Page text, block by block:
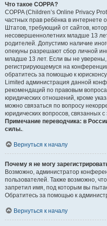
Что такое COPPA?
COPPA (Children’s Online Privacy
частных прав ребёнка в интернете
Штатов, требующий от сайтов,
несовершеннолетних младше 13
родителей. Допустимо наличие
опекуны разрешают сбор личной
младше 13 лет. Если вы не уверены,
регистрирующемуся на
обратитесь за помощью к
Limited администрация данной
рекомендаций по правовым
юридических отношений, кроме
можно связаться по вопросу
юридических вопросов, связанных
Примечание переводчика: в
силы.
Вернуться к началу
Почему я не могу
Возможно, администратор
пользователей. Также возможно,
запретил имя, под которым вы
Обратитесь за помощью к
Вернуться к началу